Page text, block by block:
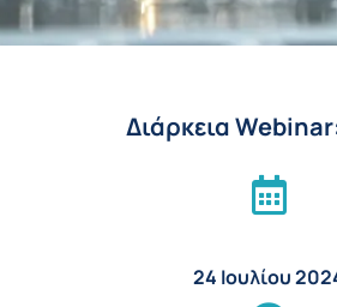
Διάρκεια
24 Ιουλίου